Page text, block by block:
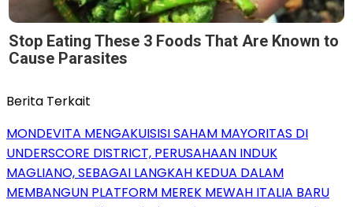
Stop Eating These 3 Foods That Are Known to
Cause Parasites
Berita Terkait
MONDEVITA MENGAKUISISI SAHAM MAYORITAS DI
UNDERSCORE DISTRICT, PERUSAHAAN INDUK
MAGLIANO, SEBAGAI LANGKAH KEDUA DALAM
MEMBANGUN PLATFORM MEREK MEWAH ITALIA BARU